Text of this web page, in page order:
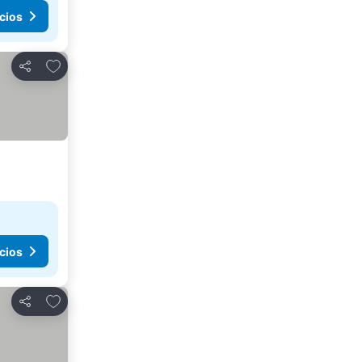
Compartir
Agregar a favoritos
Compartir
Agregar a favoritos